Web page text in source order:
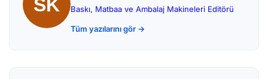
Baskı, Matbaa ve Ambalaj Makineleri Editörü
Tüm yazılarını gör →